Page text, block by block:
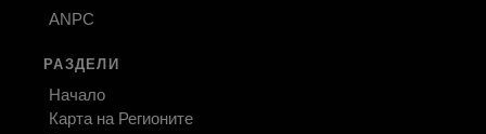
ANPC
РАЗДЕЛИ
Начало
Карта на Регионите